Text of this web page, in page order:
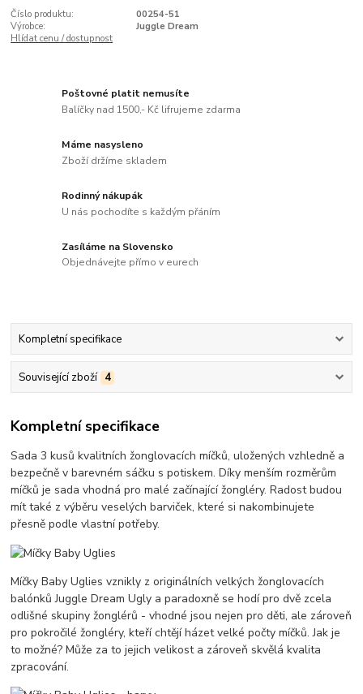
Číslo produktu:
00254-51
Výrobce:
Juggle Dream
Hlídat cenu / dostupnost
Poštovné platit nemusíte
Balíčky nad 1500,- Kč lifrujeme zdarma
Máme nasysleno
Zboží držíme skladem
Rodinný nákupák
U nás pochodíte s každým přáním
Zasíláme na Slovensko
Objednávejte přímo v eurech
Kompletní specifikace
Související zboží 4
Kompletní specifikace
Sada 3 kusů kvalitních žonglovacích míčků, uložených vzhledně a
bezpečně v barevném sáčku s potiskem. Díky menším rozměrům
míčků je sada vhodná pro malé začínající žongléry. Radost budou
mít také z výběru veselých barviček, které si nakombinujete
přesně podle vlastní potřeby.
Míčky Baby Uglies vznikly z originálních velkých žonglovacích
balónků Juggle Dream Ugly a paradoxně se hodí pro dvě zcela
odlišné skupiny žonglérů - vhodné jsou nejen pro děti, ale zároveň
pro pokročilé žongléry, kteří chtějí házet velké počty míčků. Jak je
to možné? Může za to jejich velikost a zároveň skvělá kvalita
zpracování.